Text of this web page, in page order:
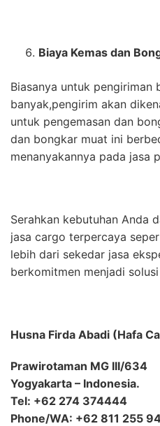
Biaya Kemas dan
Biasanya untuk pengiriman
banyak,pengirim akan
untuk pengemasan dan
dan bongkar muat ini
menanyakannya pada jasa
Serahkan kebutuhan Anda
jasa cargo terpercaya
lebih dari sekedar jasa
berkomitmen menjadi solusi
Husna Firda Abadi (Hafa
Prawirotaman MG III/634
Yogyakarta – Indonesia.
Tel: +62 274 374444
Phone/WA: +62 811 255